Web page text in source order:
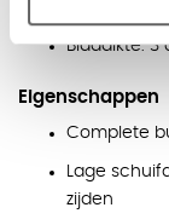
Hoogte
Bladdikte: 3
Eigenschappen
Complete
Lage
zijden